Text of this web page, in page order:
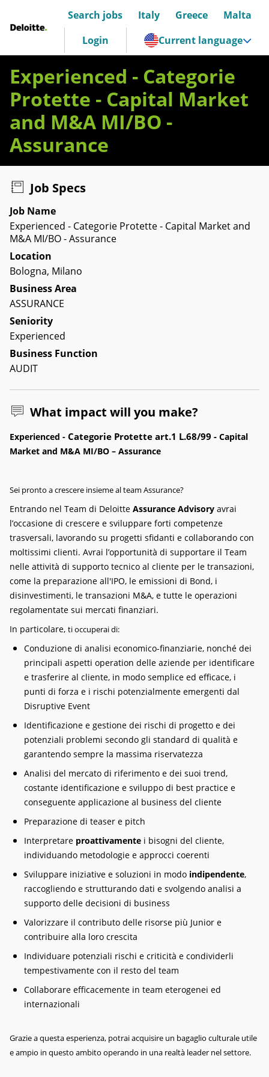
Deloitte Italia
Search jobs Italy Greece
Malta
Login
Current language
Experienced - Categorie
Protette - Capital Market
and M&A MI/BO -
Assurance
Job Specs
Job Name
Experienced - Categorie Protette - Capital Market and
M&A MI/BO - Assurance
Location
Bologna, Milano
Business Area
ASSURANCE
Seniority
Experienced
Business Function
AUDIT
What impact will you make?
Experienced - Categorie Protette art.1 L.68/99 - Capital
Market and M&A MI/BO – Assurance
Sei pronto a crescere insieme al team Assurance?
Entrando nel Team di Deloitte Assurance Advisory avrai
l’occasione di crescere e sviluppare forti competenze
trasversali, lavorando su progetti sfidanti e collaborando con
moltissimi clienti. Avrai l’opportunità di supportare il Team
nelle attività di supporto tecnico al cliente per le transazioni,
come la preparazione all'IPO, le emissioni di Bond, i
disinvestimenti, le transazioni M&A, e tutte le operazioni
regolamentate sui mercati finanziari.
In particolare, ti occuperai di:
Conduzione di analisi economico-finanziarie, nonché dei
principali aspetti operation delle aziende per identificare
e trasferire al cliente, in modo semplice ed efficace, i
punti di forza e i rischi potenzialmente emergenti dal
Disruptive Event
Identificazione e gestione dei rischi di progetto e dei
potenziali problemi secondo gli standard di qualità e
garantendo sempre la massima riservatezza
Analisi del mercato di riferimento e dei suoi trend,
costante identificazione e sviluppo di best practice e
conseguente applicazione al business del cliente
Preparazione di teaser e pitch
Interpretare proattivamente i bisogni del cliente,
individuando metodologie e approcci coerenti
Sviluppare iniziative e soluzioni in modo indipendente,
raccogliendo e strutturando dati e svolgendo analisi a
supporto delle decisioni di business
Valorizzare il contributo delle risorse più Junior e
contribuire alla loro crescita
Individuare potenziali rischi e criticità e condividerli
tempestivamente con il resto del team
Collaborare efficacemente in team eterogenei ed
internazionali
Grazie a questa esperienza, potrai acquisire un bagaglio culturale utile
e ampio in questo ambito operando in una realtà leader nel settore.